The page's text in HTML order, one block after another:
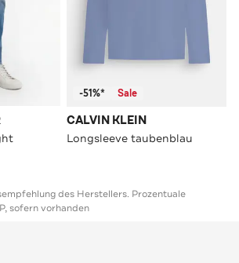
-51%* Sale
CALVIN KLEIN
Longsleeve taubenblau
des Herstellers. Prozentuale
sofern vorhanden